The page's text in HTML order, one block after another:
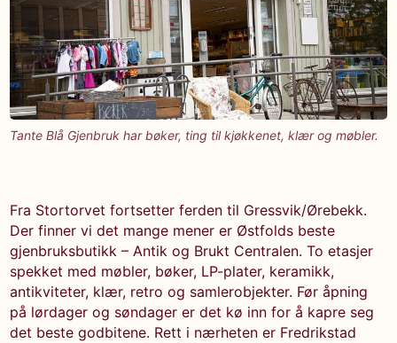
Tante Blå Gjenbruk har bøker, ting til kjøkkenet, klær og møbler.
Fra Stortorvet fortsetter ferden til Gressvik/Ørebekk.
Der finner vi det mange mener er Østfolds beste
gjenbruksbutikk – Antik og Brukt Centralen. To etasjer
spekket med møbler, bøker, LP-plater, keramikk,
antikviteter, klær, retro og samlerobjekter. Før åpning
på lørdager og søndager er det kø inn for å kapre seg
det beste godbitene. Rett i nærheten er Fredrikstad